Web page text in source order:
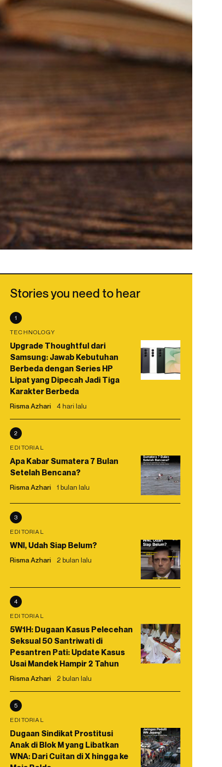
Stories you need to hear
1
TECHNOLOGY
Upgrade Thoughtful dari
Samsung: Jawab Kebutuhan
Berbeda dengan Series HP
Lipat yang Dipecah Jadi Tiga
Karakter Berbeda
Risma Azhari 4 hari lalu
2
EDITORIAL
Apa Kabar Sumatera 7 Bulan
Setelah Bencana?
Risma Azhari 1 bulan lalu
3
EDITORIAL
WNI, Udah Siap Belum?
Risma Azhari 2 bulan lalu
4
EDITORIAL
5W1H: Dugaan Kasus Pelecehan
Seksual 50 Santriwati di
Pesantren Pati: Update Kasus
Usai Mandek Hampir 2 Tahun
Risma Azhari 2 bulan lalu
5
EDITORIAL
Dugaan Sindikat Prostitusi
Anak di Blok M yang Libatkan
WNA: Dari Cuitan di X hingga ke